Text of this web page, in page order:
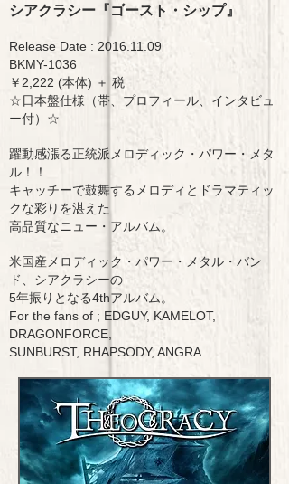
シアクラシー 『ゴースト・シップ』
Release Date : 2016.11.09
BKMY-1036
￥2,222 (本体) ＋ 税
☆日本盤仕様（帯、プロフィール、インタビュ
ー付）☆
躍動感漲る正統派メロディック・パワー・メタ
ル！！
キャッチーで鼓舞するメロディとドラマティッ
クな彩りを湛えた
高品質なニュー・アルバム。
米国産メロディック・パワー・メタル・バン
ド、シアクラシーの
5年振りとなる4thアルバム。
For the fans of ; EDGUY, KAMELOT,
DRAGONFORCE,
SUNBURST, RHAPSODY, ANGRA